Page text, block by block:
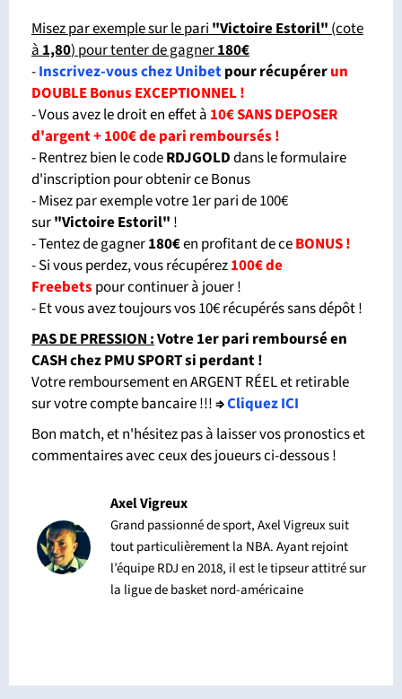
Misez par exemple sur le pari"Victoire Estoril"(cote
à1,80) pour tenter de gagner180€
-Inscrivez-vous chez Unibetpour récupérerun
DOUBLE Bonus EXCEPTIONNEL !
- Vous avez le droit en effet à 10€ SANS DEPOSER
d'argent + 100€ de pari remboursés !
- Rentrez bien le codeRDJGOLDdans le formulaire
d'inscription pour obtenir ce Bonus
- Misez par exemple votre 1er pari de 100€
sur"Victoire Estoril" !
- Tentez de gagner180€en profitant de ceBONUS !
- Si vous perdez, vous récupérez100€ de
Freebets pour continuer à jouer !
- Et vous avez toujours vos 10€ récupérés sans dépôt !
PAS DE PRESSION :Votre 1er pari remboursé en
CASH chez PMU SPORT si perdant!
Votre remboursement en ARGENT RÉEL et retirable
sur votre compte bancaire !!!⇒Cliquez ICI
Bon match, et n'hésitez pas à laisser vos pronostics et
commentaires avec ceux des joueurs ci-dessous !
Axel Vigreux
Grand passionné de sport, Axel Vigreux suit
tout particulièrement la NBA. Ayant rejoint
l’équipe RDJ en 2018, il est le tipseur attitré sur
la ligue de basket nord-américaine